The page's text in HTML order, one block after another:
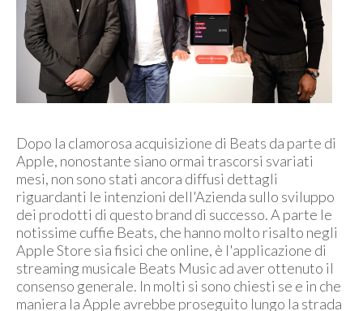
Dopo la clamorosa acquisizione di Beats da parte di
Apple, nonostante siano ormai trascorsi svariati
mesi, non sono stati ancora diffusi dettagli
riguardanti le intenzioni dell'Azienda sullo sviluppo
dei prodotti di questo brand di successo. A parte le
notissime cuffie Beats, che hanno molto risalto negli
Apple Store sia fisici che online, è l'applicazione di
streaming musicale Beats Music ad aver ottenuto il
consenso generale. In molti si sono chiesti se e in che
maniera la Apple avrebbe proseguito lungo la strada